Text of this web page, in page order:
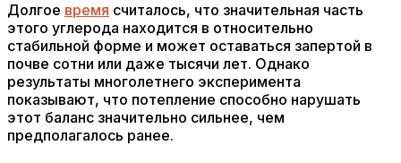
Долгое время считалось, что значительная часть
этого углерода находится в относительно
стабильной форме и может оставаться запертой в
почве сотни или даже тысячи лет. Однако
результаты многолетнего эксперимента
показывают, что потепление способно нарушать
этот баланс значительно сильнее, чем
предполагалось ранее.